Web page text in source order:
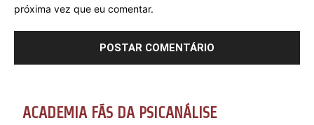
próxima vez que eu comentar.
ACADEMIA FÃS DA PSICANÁLISE